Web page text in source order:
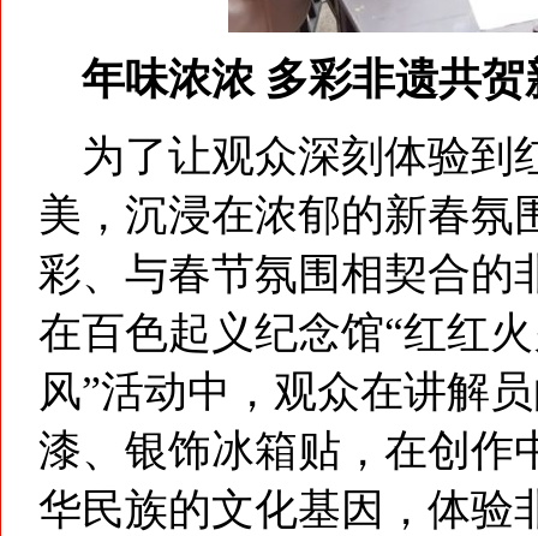
年味浓浓 多彩非遗共贺
为了让观众深刻体验到
美，沉浸在浓郁的新春氛
彩、与春节氛围相契合的
在百色起义纪念馆“红红
风”活动中，观众在讲解
漆、银饰冰箱贴，在创作
华民族的文化基因，体验